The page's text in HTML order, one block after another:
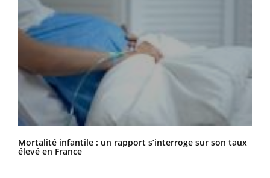
Mortalité infantile : un rapport s’interroge sur son taux
élevé en France